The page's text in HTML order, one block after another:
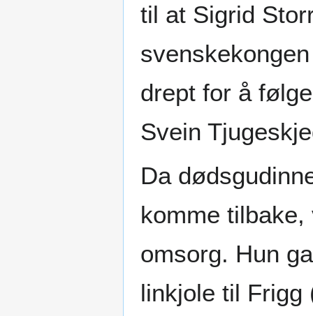
til at Sigrid
drept for å
Svein
Da
komme
omsorg. Hun
linkjole til Frigg